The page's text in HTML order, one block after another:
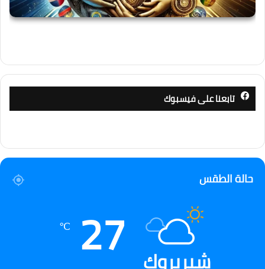
تابعنا على فيسبوك
حالة الطقس
شيربروك 27
℃